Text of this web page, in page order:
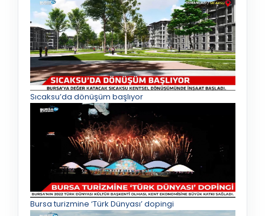
Sıcaksu’da dönüşüm başlıyor
Bursa turizmine ‘Türk Dünyası’ dopingi